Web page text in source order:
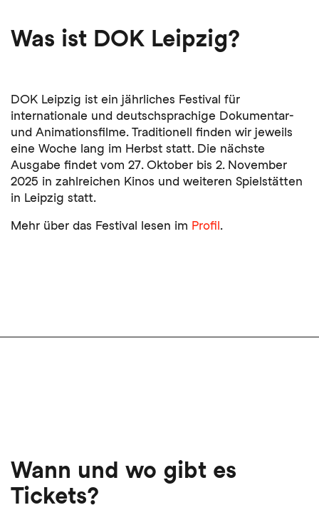
Was ist DOK Leipzig?
DOK Leipzig ist ein jährliches Festival für
internationale und deutschsprachige Dokumentar-
und Animationsfilme. Traditionell finden wir jeweils
eine Woche lang im Herbst statt. Die nächste
Ausgabe findet vom 27. Oktober bis 2. November
2025 in zahlreichen Kinos und weiteren Spielstätten
in Leipzig statt.
Mehr über das Festival lesen im Profil.
Wann und wo gibt es
Tickets?